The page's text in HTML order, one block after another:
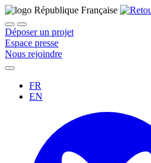
Déposer un projet
Espace presse
Nous rejoindre
FR
EN